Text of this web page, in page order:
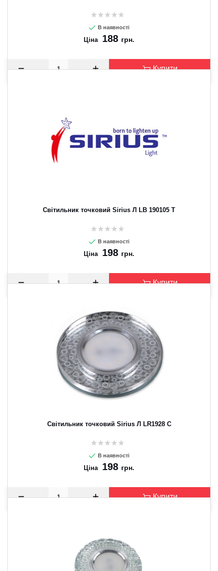
В наявності
Ціна 188 грн.
Купити
Світильник точковий Sirius Л LB 190105 Т
В наявності
Ціна 198 грн.
Купити
Світильник точковий Sirius Л LR1928 C
В наявності
Ціна 198 грн.
Купити